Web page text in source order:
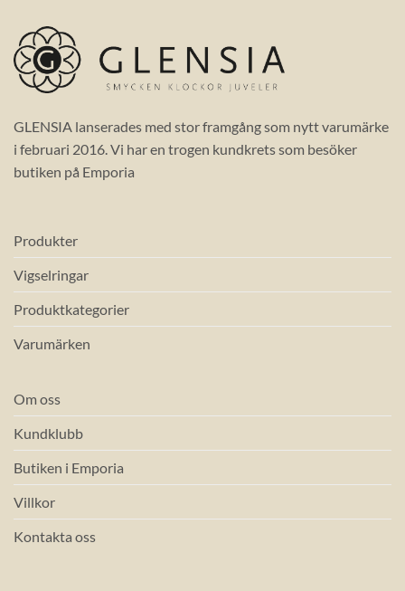
GLENSIA lanserades med stor framgång som nytt varumärke
i februari 2016. Vi har en trogen kundkrets som besöker
butiken på Emporia
Produkter
Vigselringar
Produktkategorier
Varumärken
Om oss
Kundklubb
Butiken i Emporia
Villkor
Kontakta oss